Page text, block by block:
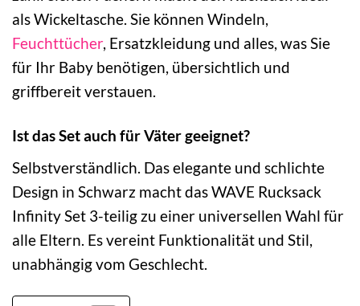
als Wickeltasche. Sie können Windeln,
Feuchttücher, Ersatzkleidung und alles, was Sie
für Ihr Baby benötigen, übersichtlich und
griffbereit verstauen.
Ist das Set auch für Väter geeignet?
Selbstverständlich. Das elegante und schlichte
Design in Schwarz macht das WAVE Rucksack
Infinity Set 3-teilig zu einer universellen Wahl für
alle Eltern. Es vereint Funktionalität und Stil,
unabhängig vom Geschlecht.